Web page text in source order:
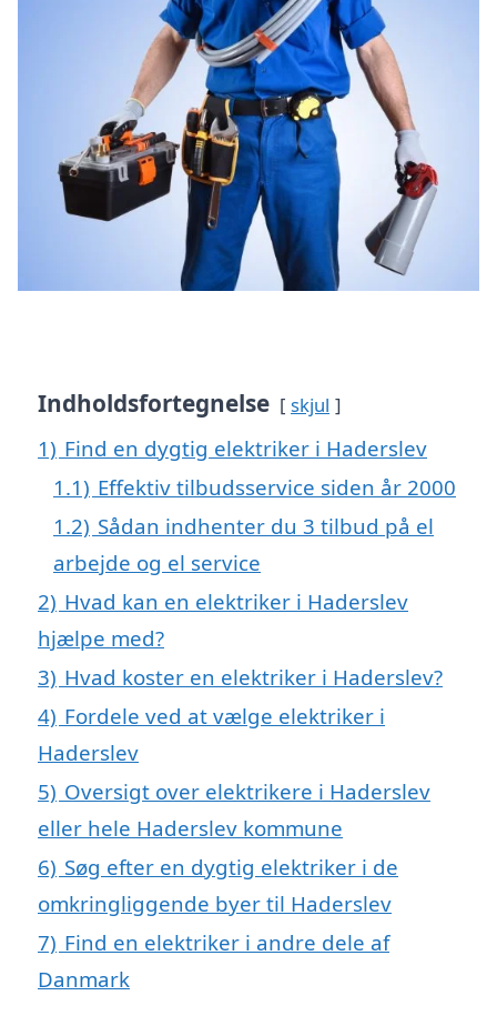
Indholdsfortegnelse skjul
1) Find en dygtig elektriker i Haderslev
1.1) Effektiv tilbudsservice siden år 2000
1.2) Sådan indhenter du 3 tilbud på el
arbejde og el service
2) Hvad kan en elektriker i Haderslev
hjælpe med?
3) Hvad koster en elektriker i Haderslev?
4) Fordele ved at vælge elektriker i
Haderslev
5) Oversigt over elektrikere i Haderslev
eller hele Haderslev kommune
6) Søg efter en dygtig elektriker i de
omkringliggende byer til Haderslev
7) Find en elektriker i andre dele af
Danmark